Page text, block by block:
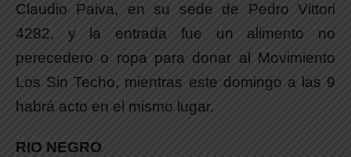
Claudio Paiva, en su sede de Pedro Vittori
4282, y la entrada fue un alimento no
perecedero o ropa para donar al Movimiento
Los Sin Techo, mientras este domingo a las 9
habrá acto en el mismo lugar.
RIO NEGRO